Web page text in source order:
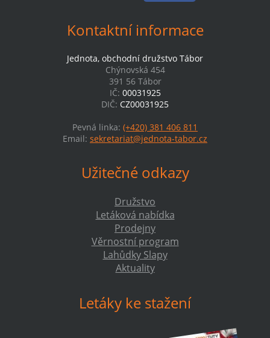
Kontaktní informace
Jednota, obchodní družstvo Tábor
Chýnovská 454
391 56 Tábor
IČ: 00031925
DIČ: CZ00031925
Pevná linka: (+420) 381 406 811
Email: sekretariat@jednota-tabor.cz
Užitečné odkazy
Družstvo
Letáková nabídka
Prodejny
Věrnostní program
Lahůdky Slapy
Aktuality
Letáky ke stažení